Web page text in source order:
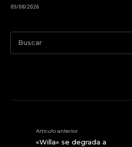
05/08/2026
Buscar
Artículo anterior
«Willa» se degrada a